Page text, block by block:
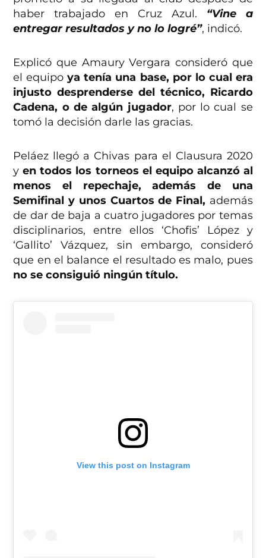
haber trabajado en Cruz Azul. “Vine a
entregar resultados y no lo logré”, indicó.
Explicó que Amaury Vergara consideró que
el equipoya tenía una base, por lo cual era
injusto desprenderse del técnico, Ricardo
Cadena, o de algún jugador, por lo cual se
tomó la decisión darle las gracias.
Peláez llegó a Chivas para el Clausura 2020
yen todos los torneos el equipo alcanzó al
menos el repechaje, además de una
Semifinal y unos Cuartos de Final, además
de dar de baja a cuatro jugadores por temas
disciplinarios, entre ellos ‘Chofis’ López y
‘Gallito’ Vázquez, sin embargo, consideró
que en el balance el resultado es malo, pues
no se consiguió ningún título.
View this post on Instagram